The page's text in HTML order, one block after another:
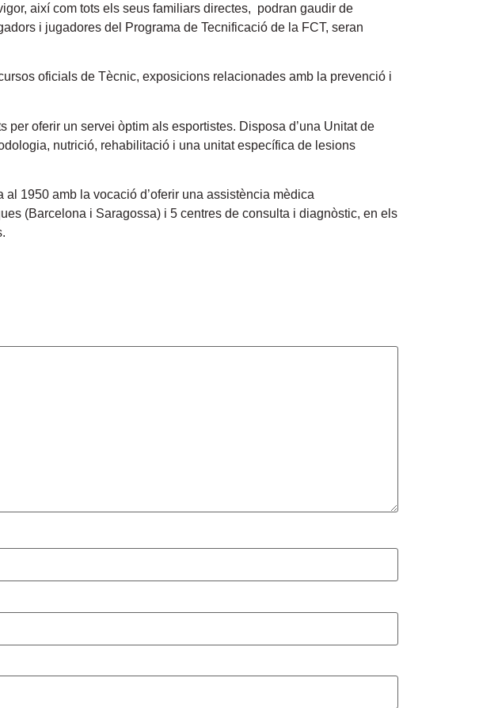
així com tots els seus familiars directes, podran gaudir de
i jugadores del Programa de Tecnificació de la FCT, seran
oficials de Tècnic, exposicions relacionades amb la prevenció i
oferir un servei òptim als esportistes. Disposa d’una Unitat de
nutrició, rehabilitació i una unitat específica de lesions
1950 amb la vocació d’oferir una assistència mèdica
(Barcelona i Saragossa) i 5 centres de consulta i diagnòstic, en els